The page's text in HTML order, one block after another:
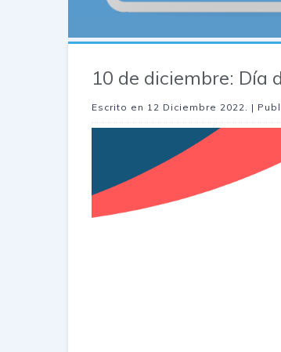
10 de diciembre: Día
Escrito en 12 Diciembre 2022. |